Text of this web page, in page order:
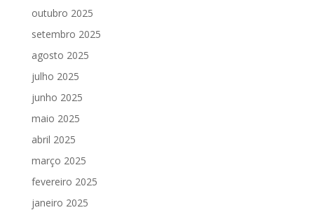
outubro 2025
setembro 2025
agosto 2025
julho 2025
junho 2025
maio 2025
abril 2025
março 2025
fevereiro 2025
janeiro 2025